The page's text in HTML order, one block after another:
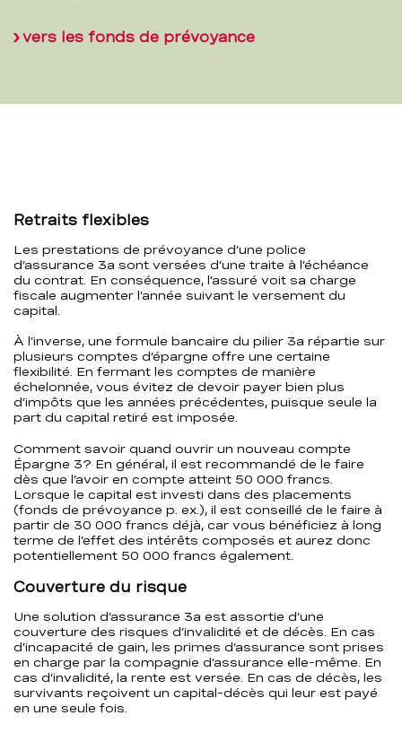
vers les fonds de prévoyance
Retraits flexibles
Les prestations de prévoyance d’une police
d’assurance 3a sont versées d’une traite à l’échéance
du contrat. En conséquence, l’assuré voit sa charge
fiscale augmenter l’année suivant le versement du
capital.
À l’inverse, une formule bancaire du pilier 3a répartie sur
plusieurs comptes d’épargne offre une certaine
flexibilité. En fermant les comptes de manière
échelonnée, vous évitez de devoir payer bien plus
d’impôts que les années précédentes, puisque seule la
part du capital retiré est imposée.
Comment savoir quand ouvrir un nouveau compte
Épargne 3? En général, il est recommandé de le faire
dès que l’avoir en compte atteint 50 000 francs.
Lorsque le capital est investi dans des placements
(fonds de prévoyance p. ex.), il est conseillé de le faire à
partir de 30 000 francs déjà, car vous bénéficiez à long
terme de l’effet des intérêts composés et aurez donc
potentiellement 50 000 francs également.
Couverture du risque
Une solution d’assurance 3a est assortie d’une
couverture des risques d’invalidité et de décès. En cas
d’incapacité de gain, les primes d’assurance sont prises
en charge par la compagnie d’assurance elle-même. En
cas d’invalidité, la rente est versée. En cas de décès, les
survivants reçoivent un capital-décès qui leur est payé
en une seule fois.